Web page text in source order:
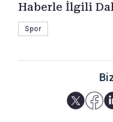
Haberle İlgili
Spor